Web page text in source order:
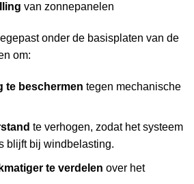
van zonnepanelen
onder de basisplaten van de
om:
te beschermen tegen mechanische
te verhogen, zodat het systeem
blijft bij windbelasting.
te verdelen over het